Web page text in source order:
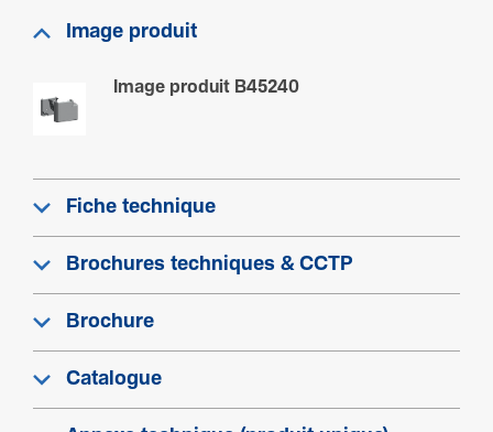
Image produit
Image produit B45240
Fiche technique
Brochures techniques & CCTP
Brochure
Catalogue